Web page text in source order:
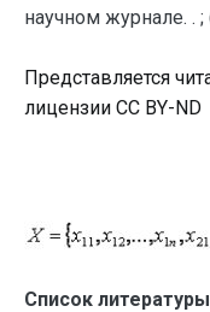
научном журнале. . ;
Представляется
лицензии CC BY-ND
Список